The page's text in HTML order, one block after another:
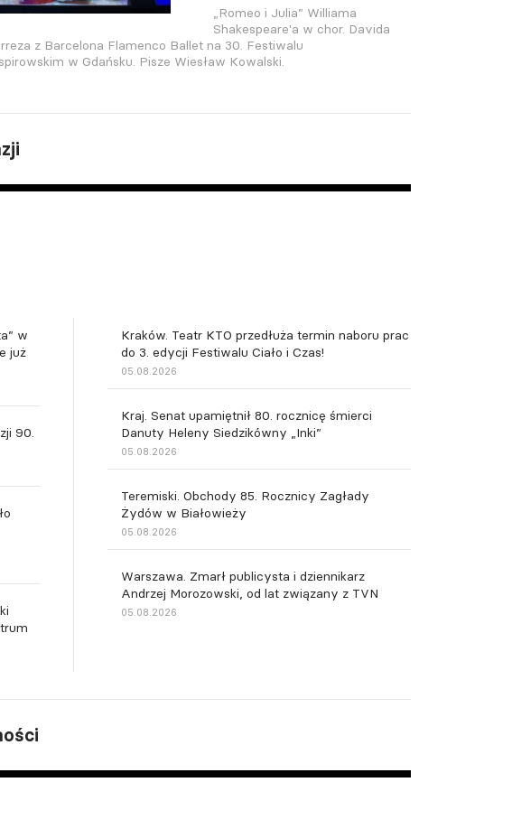
„Romeo i Julia” Williama
Shakespeare'a w chor. Davida
z Barcelona Flamenco Ballet na 30. Festiwalu
w Gdańsku. Pisze Wiesław Kowalski.
w
już
90.
Kraków. Teatr KTO przedłuża termin naboru prac
do 3. edycji Festiwalu Ciało i Czas!
05.08.2026
Kraj. Senat upamiętnił 80. rocznicę śmierci
Danuty Heleny Siedzikówny „Inki”
05.08.2026
Teremiski. Obchody 85. Rocznicy Zagłady
Żydów w Białowieży
05.08.2026
Warszawa. Zmarł publicysta i dziennikarz
Andrzej Morozowski, od lat związany z TVN
05.08.2026